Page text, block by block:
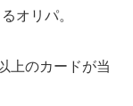
オリパ。
上のカードが当